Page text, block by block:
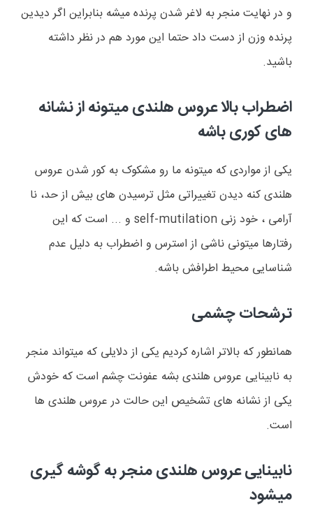
و در نهایت منجر به لاغر شدن پرنده میشه بنابراین اگر دیدین
پرنده وزن از دست داد حتما این مورد هم در نظر داشته
باشید.
اضطراب بالا عروس هلندی میتونه از نشانه
های کوری باشه
یکی از مواردی که میتونه ما رو مشکوک به کور شدن عروس
هلندی کنه دیدن تغییراتی مثل ترسیدن های بیش از حد، نا
آرامی ، خود زنی self-mutilation و ... است که این
رفتارها میتونی ناشی از استرس و اضطراب به دلیل عدم
شناسایی محیط اطرافش باشه.
ترشحات چشمی
همانطور که بالاتر اشاره کردیم یکی از دلایلی که میتواند منجر
به نابینایی عروس هلندی بشه عفونت چشم است که خودش
یکی از نشانه های تشخیص این حالت در عروس هلندی ها
است.
نابینایی عروس هلندی منجر به گوشه گیری
میشود